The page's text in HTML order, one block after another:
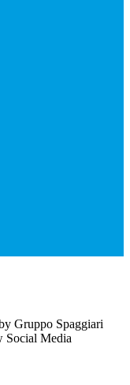
Gruppo Spaggiari
Social Media